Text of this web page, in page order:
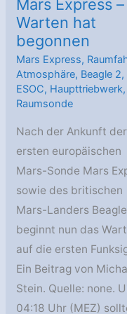
Mars Express
Warten hat
begonnen
Mars Express,
Atmosphäre, Beagle 2,
ESOC, Haupttriebwerk,
Raumsonde
Nach der Ankunft der
ersten europäischen
Mars-Sonde Mars
sowie des britischen
Mars-Landers
beginnt nun das
auf die ersten
Ein Beitrag von
Stein. Quelle: none.
04:18 Uhr (MEZ)